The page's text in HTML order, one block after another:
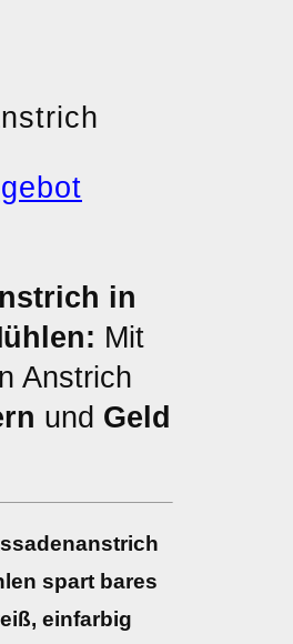
in
Mit
Anstrich
und Geld
spart bares
einfarbig